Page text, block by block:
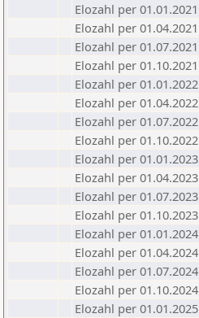
Elozahl per 01.01.2021
Elozahl per 01.04.2021
Elozahl per 01.07.2021
Elozahl per 01.10.2021
Elozahl per 01.01.2022
Elozahl per 01.04.2022
Elozahl per 01.07.2022
Elozahl per 01.10.2022
Elozahl per 01.01.2023
Elozahl per 01.04.2023
Elozahl per 01.07.2023
Elozahl per 01.10.2023
Elozahl per 01.01.2024
Elozahl per 01.04.2024
Elozahl per 01.07.2024
Elozahl per 01.10.2024
Elozahl per 01.01.2025